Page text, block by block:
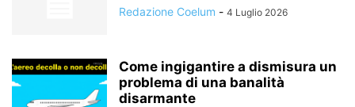
Redazione Coelum - 4 Luglio 2026
Come ingigantire a dismisura un
problema di una banalità
disarmante